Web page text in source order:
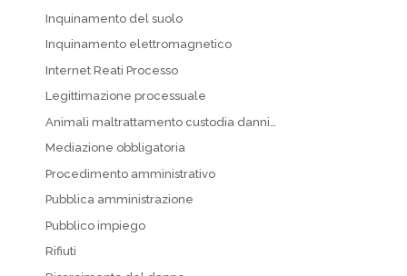
Inquinamento del suolo
Inquinamento elettromagnetico
Internet Reati Processo
Legittimazione processuale
Animali maltrattamento custodia danni…
Mediazione obbligatoria
Procedimento amministrativo
Pubblica amministrazione
Pubblico impiego
Rifiuti